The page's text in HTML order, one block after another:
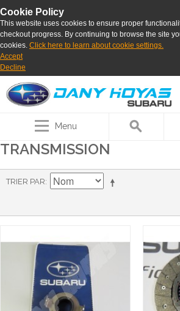
Cookie Policy
This website uses cookies to ensure proper
checkout progress. By continuing to browse the site
cookies. Click here to learn about cookie settings.
Accept
Decline
Menu
TRANSMISSION
TRIER PAR